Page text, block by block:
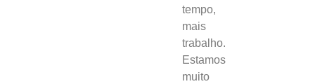
tempo,
mais
trabalho.
Estamos
muito